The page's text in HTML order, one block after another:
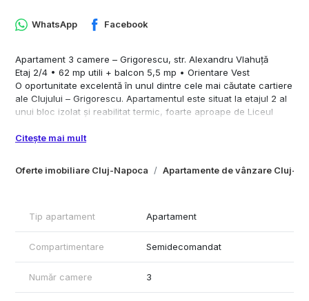
Oferte imobiliare Cluj-Napoca Apartamente de vânzare Cluj-
WhatsApp Facebook
Apartament 3 camere – Grigorescu, str. Alexandru Vlahuță
Etaj 2/4 • 62 mp utili + balcon 5,5 mp • Orientare Vest
O oportunitate excelentă în unul dintre cele mai căutate cartiere
ale Clujului – Grigorescu. Apartamentul este situat la etajul 2 al
unui bloc izolat și reabilitat termic, foarte aproape de Liceul
Caracteristici principale
- Compartimentare: 3 camere semidecomandate, 1 bucătărie, 1
- Orientare: Vest
- Ferestre: termopan
- Bloc izolat și reabilitat termic
Stare și amenajare
avantajul de a putea fi personalizat complet după preferințele
noului proprietar.
Citește mai mult
Tip apartament Apartament
Compartimentare Semidecomandat
Număr camere 3